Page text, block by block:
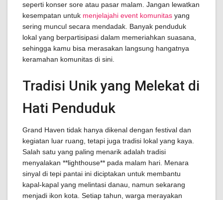
seperti konser sore atau pasar malam. Jangan lewatkan
kesempatan untuk menjelajahi event komunitas yang
sering muncul secara mendadak. Banyak penduduk
lokal yang berpartisipasi dalam memeriahkan suasana,
sehingga kamu bisa merasakan langsung hangatnya
keramahan komunitas di sini.
Tradisi Unik yang Melekat di
Hati Penduduk
Grand Haven tidak hanya dikenal dengan festival dan
kegiatan luar ruang, tetapi juga tradisi lokal yang kaya.
Salah satu yang paling menarik adalah tradisi
menyalakan **lighthouse** pada malam hari. Menara
sinyal di tepi pantai ini diciptakan untuk membantu
kapal-kapal yang melintasi danau, namun sekarang
menjadi ikon kota. Setiap tahun, warga merayakan